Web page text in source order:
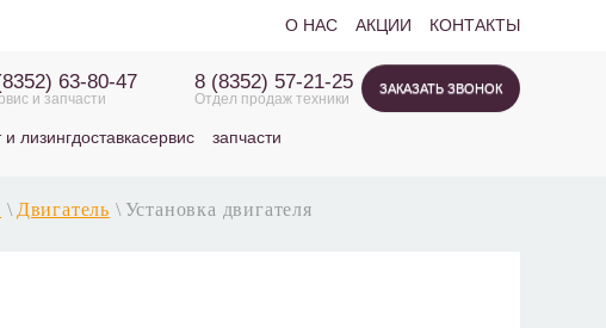
О НАС АКЦИИ КОНТАКТЫ
63-80-47
и запчасти
8 (8352) 57-21-25
Отдел продаж техники
ЗАКАЗАТЬ ЗВОНОК
и лизингдоставкасервис запчасти
\ Двигатель \ Установка двигателя